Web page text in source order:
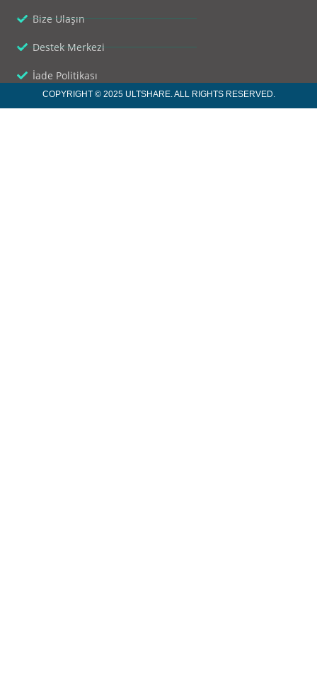
Bize Ulaşın
Destek Merkezi
İade Politikası
COPYRIGHT © 2025 ULTSHARE. ALL RIGHTS RESERVED.